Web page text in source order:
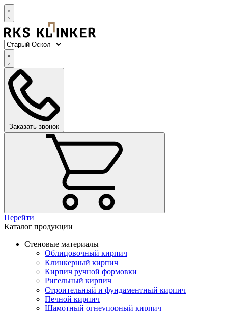
Заказать звонок
Перейти
Каталог продукции
Стеновые материалы
Облицовочный кирпич
Клинкерный кирпич
Кирпич ручной формовки
Ригельный кирпич
Строительный и фундаментный кирпич
Печной кирпич
Шамотный огнеупорный кирпич